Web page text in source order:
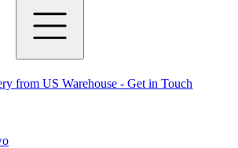
from US Warehouse - Get in Touch